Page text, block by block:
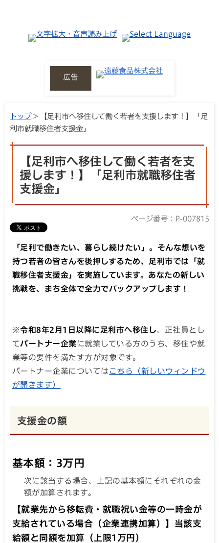
広告
トップ> 【足利市へ移住して働く若者を支援します！】「足
利市就職移住者支援金」
【足利市へ移住して働く若者を支
援します！】「足利市就職移住者
支援金」
ページ番号：P-007815
「足利で働きたい、暮らし続けたい」。そんな想いを
持つ若者の皆さんを後押しするため、足利市では「就
職移住者支援金」を実施しています。あなたの新しい
挑戦を、まち全体で全力でバックアップします！
※令和8年2月1日以降に足利市へ移住し、正社員とし
てパートナー企業に就業している方のうち、移住や就
業等の要件を満たす方が対象です。
パートナー企業については こちら（新しいウィンドウ
が開きます）
支援金の額
基本額：3万円
次に該当する場合、上記の基本額にそれぞれの金
額が加算されます。
【就業先から移転費・就職祝い金等の一時金が
支給されている場合（企業連携加算）】当該支
給額と同額を加算（上限1万円）